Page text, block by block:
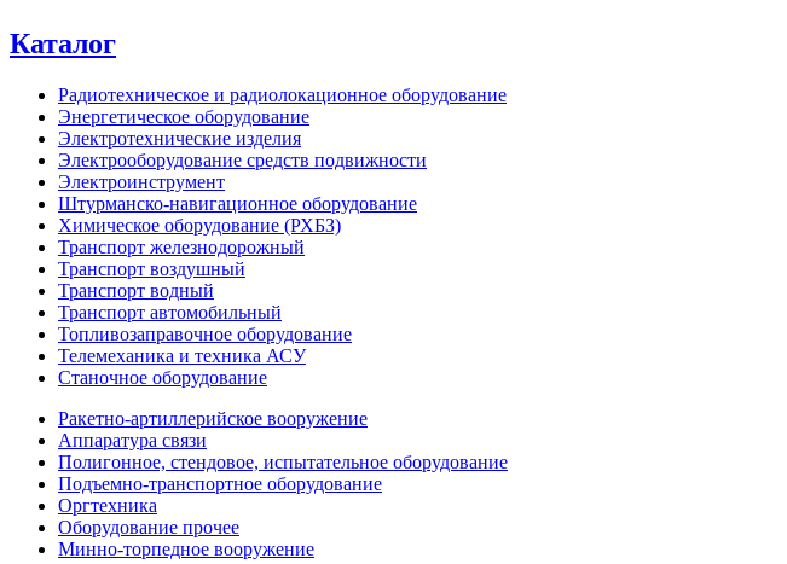
Каталог
Радиотехническое и радиолокационное оборудование
Энергетическое оборудование
Электротехнические изделия
Электрооборудование средств подвижности
Электроинструмент
Штурманско-навигационное оборудование
Химическое оборудование (РХБЗ)
Транспорт железнодорожный
Транспорт воздушный
Транспорт водный
Транспорт автомобильный
Топливозаправочное оборудование
Телемеханика и техника АСУ
Станочное оборудование
Ракетно-артиллерийское вооружение
Аппаратура связи
Полигонное, стендовое, испытательное оборудование
Подъемно-транспортное оборудование
Оргтехника
Оборудование прочее
Минно-торпедное вооружение